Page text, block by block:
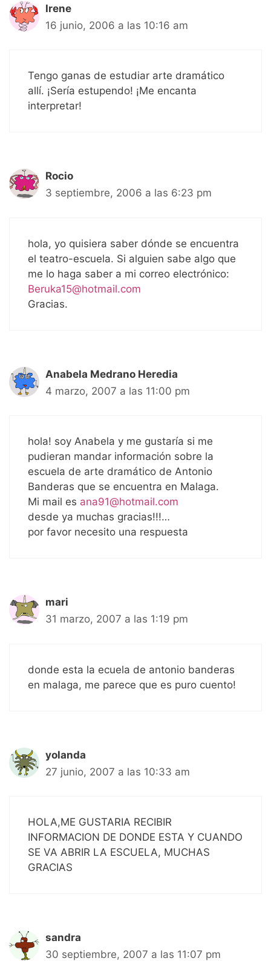
Irene
16 junio, 2006 a las 10:16 am
Tengo ganas de estudiar arte dramático
allí. ¡Sería estupendo! ¡Me encanta
interpretar!
Rocio
3 septiembre, 2006 a las 6:23 pm
hola, yo quisiera saber dónde se encuentra
el teatro-escuela. Si alguien sabe algo que
me lo haga saber a mi correo electrónico:
Beruka15@hotmail.com
Gracias.
Anabela Medrano Heredia
4 marzo, 2007 a las 11:00 pm
hola! soy Anabela y me gustaría si me
pudieran mandar información sobre la
escuela de arte dramático de Antonio
Banderas que se encuentra en Malaga.
Mi mail es ana91@hotmail.com
desde ya muchas gracias!!!…
por favor necesito una respuesta
mari
31 marzo, 2007 a las 1:19 pm
donde esta la ecuela de antonio banderas
en malaga, me parece que es puro cuento!
yolanda
27 junio, 2007 a las 10:33 am
HOLA,ME GUSTARIA RECIBIR
INFORMACION DE DONDE ESTA Y CUANDO
SE VA ABRIR LA ESCUELA, MUCHAS
GRACIAS
sandra
30 septiembre, 2007 a las 11:07 pm